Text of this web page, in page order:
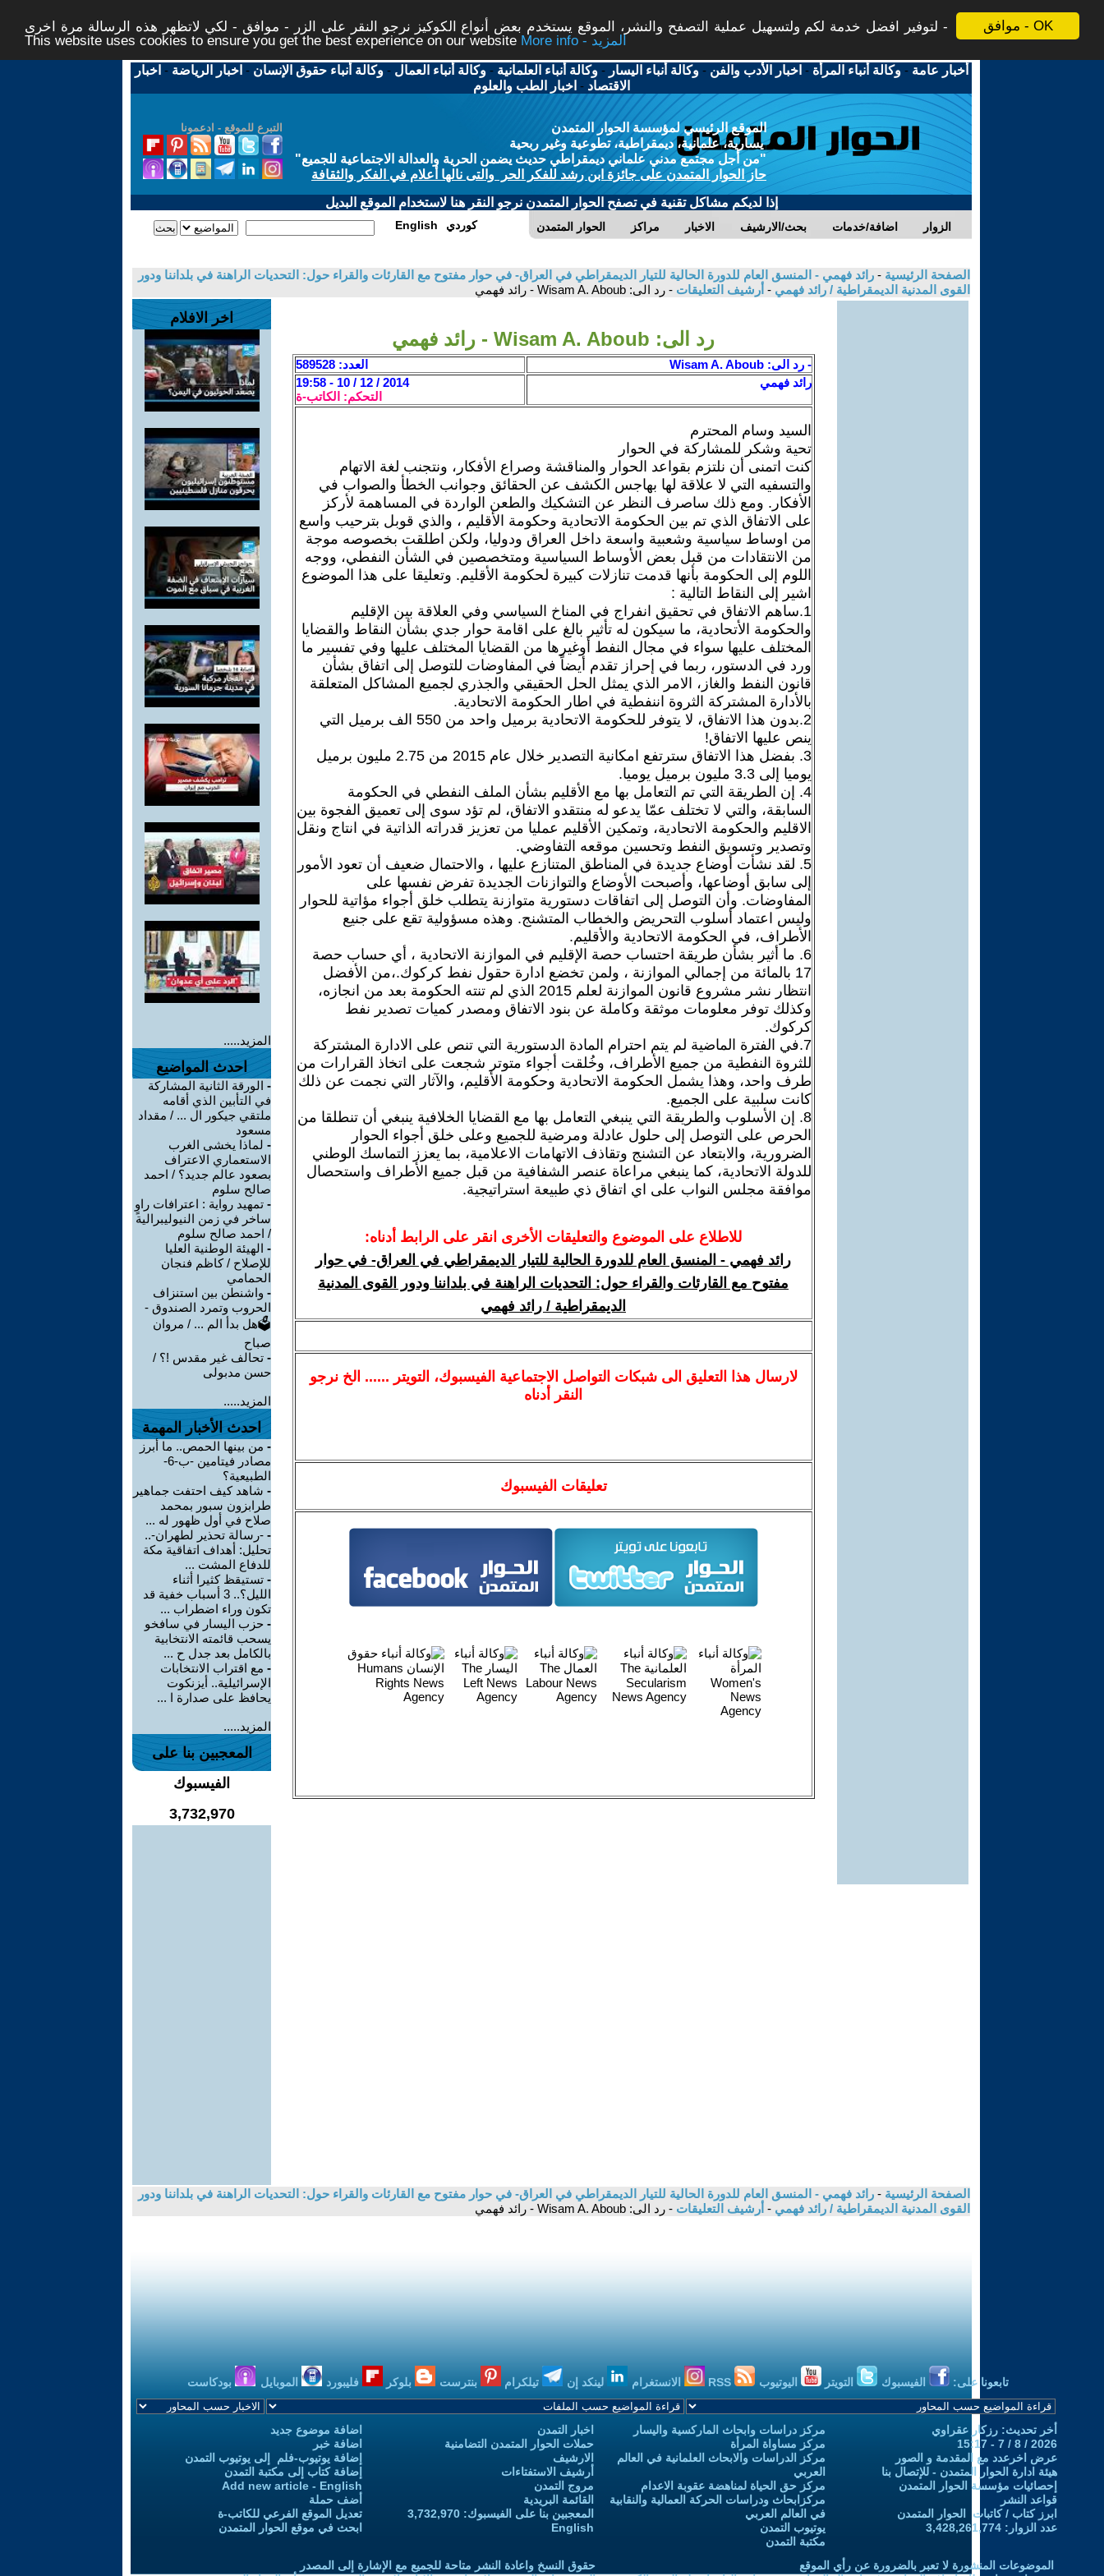
موافق - OK
لتوفير افضل خدمة لكم ولتسهيل عملية التصفح والنشر، الموقع يستخدم بعض أنواع الكوكيز نرجو النقر على الزر - موافق - لكي لاتظهر هذه الرسالة مرة اخرى -
This website uses cookies to ensure you get the best experience on our website
More info - المزيد
أخبار عامة -وكالة أنباء المرأة - اخبار الأدب والفن -وكالة أنباء اليسار -وكالة أنباء العلمانية -وكالة أنباء العمال -وكالة أنباء حقوق الإنسان - اخبار الرياضة - اخبار
الاقتصاد - اخبار الطب والعلوم
التبرع للموقع - ادعمونا
الموقع الرئيسي لمؤسسة الحوار المتمدن
يسارية، علمانية، ديمقراطية، تطوعية وغير ربحية
"من أجل مجتمع مدني علماني ديمقراطي حديث يضمن الحرية والعدالة الاجتماعية للجميع"
حاز الحوار المتمدن على جائزة ابن رشد للفكر الحر والتى نالها أعلام في الفكر والثقافة
إذا لديكم مشاكل تقنية في تصفح الحوار المتمدن نرجو النقر هنا لاستخدام الموقع البديل
الحوار المتمدن مراكز الاخبار بحث/الارشيف اضافة/خدمات الزوار English كوردي
الصفحة الرئيسية - رائد فهمي - المنسق العام للدورة الحالية للتيار الديمقراطي في العراق- في حوار مفتوح مع القارئات والقراء حول: التحديات الراهنة في بلداننا ودور
القوى المدنية الديمقراطية / رائد فهمي - أرشيف التعليقات - رد الى: Wisam A. Aboub - رائد فهمي
رد الى: Wisam A. Aboub - رائد فهمي
- رد الى: Wisam A. Aboub
العدد: 589528
رائد فهمي
2014 / 12 / 10 - 19:58
التحكم: الكاتب-ة
السيد وسام المحترم
تحية وشكر للمشاركة في الحوار
كنت اتمنى أن نلتزم بقواعد الحوار والمناقشة وصراع الأفكار، ونتجنب لغة الاتهام
والتسفيه التي لا علاقة لها بهاجس الكشف عن الحقائق وجوانب الخطأ والصواب في
الأفكار. ومع ذلك ساصرف النظر عن التشكيك والطعن الواردة في المساهمة لأركز
على الاتفاق الذي تم بين الحكومة الاتحادية وحكومة الأقليم ، والذي قوبل بترحيب واسع
من اوساط سياسية وشعبية واسعة داخل العراق ودوليا، ولكن اطلقت بخصوصه موجة
من الانتقادات من قبل بعض الأوساط السياسية ومتخصصين في الشأن النفطي، ووجه
اللوم إلى الحكومة بأنها قدمت تنازلات كبيرة لحكومة الأقليم. وتعليقا على هذا الموضوع
اشير إلى النقاط التالية :
1.ساهم الاتفاق في تحقيق انفراج في المناخ السياسي وفي العلاقة بين الإقليم
والحكومة الأتحادية، ما سيكون له تأثير بالغ على اقامة حوار جدي بشأن النقاط والقضايا
المختلف عليها سواء في مجال النفط أوغيرها من القضايا المختلف عليها وفي تفسير ما
ورد في الدستور، ربما في إحراز تقدم أيضاً في المفاوضات للتوصل إلى اتفاق بشأن
قانون النفط والغاز، الامر الذي يمثل الحل الحقيقي والجذري لجميع المشاكل المتعلقة
بالأدارة المشتركة الثروة اننفطية في اطار الحكومة الاتحادية.
2.بدون هذا الاتفاق، لا يتوفر للحكومة الاتحادية برميل واحد من 550 الف برميل التي
ينص عليها الاتفاق!
3. بفضل هذا الاتفاق سترتفع امكانية التصدير خلال عام 2015 من 2.75 مليون برميل
يوميا إلى 3.3 مليون برميل يوميا.
4. إن الطريقة التي تم التعامل بها مع الأقليم بشأن الملف النفطي في الحكومة
السابقة، والتي لا تختلف عمّا يدعو له منتقدو الاتفاق، لم تؤد سوى إلى تعميق الفجوة بين
الاقليم والحكومة الاتحادية، وتمكين الأقليم عمليا من تعزيز قدراته الذاتية في انتاج ونقل
وتصدير وتسويق النفط وتحسين موقعه التفاوضي.
5. لقد نشأت أوضاع جديدة في المناطق المتنازع عليها ، والاحتمال ضعيف أن تعود الأمور
إلى سابق أوضاعها، وأصبحت الأوضاع والتوازنات الجديدة تفرض نفسها على
المفاوضات. وأن التوصل إلى اتفاقات دستورية متوازنة يتطلب خلق أجواء مؤاتية للحوار
وليس اعتماد أسلوب التحريض والخطاب المتشنج. وهذه مسؤولية تقع على جنيع
الأطراف، في الحكومة الاتحادية والأقليم.
6. ما أثير بشأن طريقة احتساب حصة الإقليم في الموازنة الاتحادية ، أي حساب حصة
17 بالمائة من إجمالي الموازنة ، ولمن تخضع ادارة حقول نفط كركوك.،من الأفضل
انتظار نشر مشروع قانون الموازنة لعلم 2015 الذي لم تنته الحكومة بعد من انجازه،
وكذلك توفر معلومات موثقة وكاملة عن بنود الاتفاق ومصدر كميات تصدير نفط
كركوك.
7.في الفترة الماضية لم يتم احترام المادة الدستورية التي تنص على الادارة المشتركة
للثروة النفطية من جميع الأطراف، وخُلقت أجواء متوتر شجعت على اتخاذ القرارات من
طرف واحد، وهذا يشمل الحكومة الاتحادية وحكومة الأقليم، والآثار التي نجمت عن ذلك
كانت سلبية على الجميع.
8. إن الأسلوب والطريقة التي ينبغي التعامل بها مع القضايا الخلافية ينبغي أن تنطلقا من
الحرص على التوصل إلى حلول عادلة ومرضية للجميع وعلى خلق أجواء الحوار
الضرورية، والابتعاد عن التشنج وتقاذف الاتهامات الاعلامية، بما يعزز التماسك الوطني
للدولة الاتحادية، كما ينبغي مراعاة عنصر الشفافية من قبل جميع الأطراف واستحصال
موافقة مجلس النواب على اي اتفاق ذي طبيعة استراتيجية.
للاطلاع على الموضوع والتعليقات الأخرى انقر على الرابط أدناه:
رائد فهمي - المنسق العام للدورة الحالية للتيار الديمقراطي في العراق- في حوار
مفتوح مع القارئات والقراء حول: التحديات الراهنة في بلداننا ودور القوى المدنية
الديمقراطية / رائد فهمي
لارسالهذا التعليق الى شبكات التواصل الاجتماعية الفيسبوك، التويتر ...... الخ نرجو
النقر أدناه
تعليقات الفيسبوك
اخر الافلام
المزيد.....
احدث المواضيع
- الورقة الثانية المشاركة
في التأبين الذي أقامه
ملتقي جيكور ال ... / مقداد
مسعود
- لماذا يخشى الغرب
الاستعماري الاعتراف
بصعود عالم جديد؟ / احمد
صالح سلوم
- تمهيد رواية : اعترافات راوٍ
ساخر في زمن النيوليبرالية
/ احمد صالح سلوم
- الهيئة الوطنية العليا
للإصلاح / كاظم فنجان
الحمامي
- واشنطن بين استنزاف
الحروب وتمرد الصندوق -
🗳هل بدأ الم ... / مروان
صباح
- تحالف غير مقدس !؟ /
حسن مدبولى
المزيد.....
احدث الأخبار المهمة
- من بينها الحمص.. ما أبرز
مصادر فيتامين -ب-6-
الطبيعية؟
- شاهد كيف احتفت جماهير
طرابزون سبور بمحمد
صلاح في أول ظهور له ...
- -رسالة تحذير لطهران-..
تحليل: أهداف اتفاقية مكة
للدفاع المشت ...
- تستيقظ كثيرا أثناء
الليل؟.. 3 أسباب خفية قد
تكون وراء اضطراب ...
- حزب اليسار في سافخو
يسحب قائمته الانتخابية
بالكامل بعد جدل ح ...
- مع اقتراب الانتخابات
الإسرائيلية.. أيزنكوت
يحافظ على صدارة ا ...
المزيد.....
المعجبين بنا على
الفيسبوك
3,732,970
الصفحة الرئيسية - رائد فهمي - المنسق العام للدورة الحالية للتيار الديمقراطي في العراق- في حوار مفتوح مع القارئات والقراء حول: التحديات الراهنة في بلداننا ودور
القوى المدنية الديمقراطية / رائد فهمي - أرشيف التعليقات - رد الى: Wisam A. Aboub - رائد فهمي
تابعونا على: الفيسبوك التويتر اليوتيوب الانستغرام لينكد إن تيلكرام بنترست بلوكر فليبورد الموبايل بودكاست
أخر تحديث: رزكار عقراوي
2026 / 8 / 7 - 15:17
عرض اخرعدد مع المقدمة و الصور
هيئة ادارة الحوار المتمدن - للإتصال بنا
إحصائيات مؤسسة الحوار المتمدن
قواعد النشر
ابرز كتاب / كاتبات الحوار المتمدن
عدد الزوار: 3,428,261,774
مركز دراسات وابحاث الماركسية واليسار
مركز مساواة المرأة
مركز الدراسات والابحاث العلمانية في العالم
العربي
مركز حق الحياة لمناهضة عقوبة الاعدام
مركزابحاث ودراسات الحركة العمالية والنقابية
في العالم العربي
يوتيوب التمدن
مكتبة التمدن
اخبار التمدن
حملات الحوار المتمدن التضامنية
الارشيف
أرشيف الاستفتاءات
مروج التمدن
القائمة البريدية
المعجبين بنا على الفيسبوك: 3,732,970
English
اضافة موضوع جديد
اضافة خبر
إضافة يوتيوب-فلم إلى يوتيوب التمدن
إضافة كتاب إلى مكتبة التمدن
Add new article - English
أضف حملة
تعديل الموقع الفرعي للكاتب-ة
ابحث في موقع الحوار المتمدن
الموضوعات المنشورة لا تعبر بالضرورة عن رأي الموقع
حقوق النسخ واعادة النشر متاحة للجميع مع الإشارة إلى المصدر